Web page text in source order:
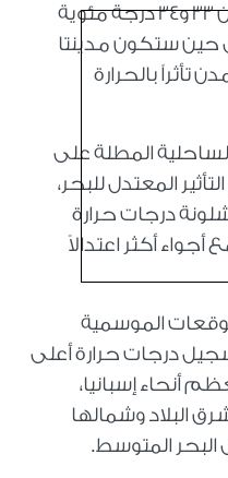
ستشهد درجات حرارة تتراوح بين 33 و34 درجة مئوية
حين ستكون مدينتا
تأثراً بالحرارة
المطلة على
المعتدل للبحر،
درجات حرارة
مئوية مع أجواء أكثر اعتدالاً
الموسمية
ترجح تسجيل درجات حرارة أعلى
أنحاء إسبانيا،
البلاد وشمالها
المتوسط.